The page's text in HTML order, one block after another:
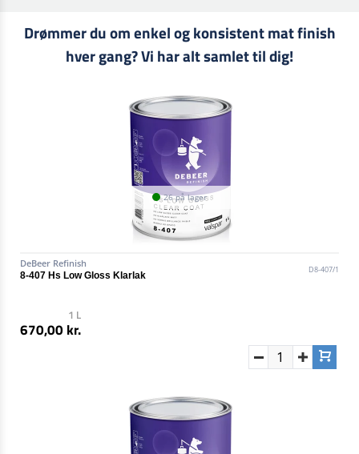
Drømmer du om enkel og konsistent mat finish
hver gang? Vi har alt samlet til dig!
26 på lager
DeBeer Refinish
D8-407/1
8-407 Hs Low Gloss Klarlak
1 L
670,00 kr.